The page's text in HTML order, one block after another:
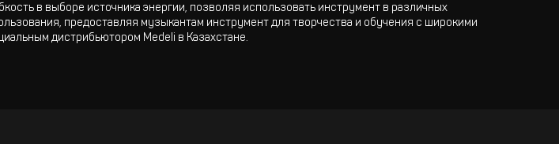
в выборе источника энергии, позволяя использовать инструмент в различных
предоставляя музыкантам инструмент для творчества и обучения с широкими
дистрибьютором Medeli в Казахстане.